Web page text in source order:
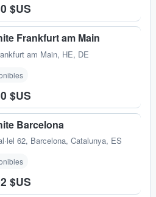
$US
Frankfurt am Main
am Main, HE, DE
$US
Barcelona
62, Barcelona, Catalunya, ES
$US